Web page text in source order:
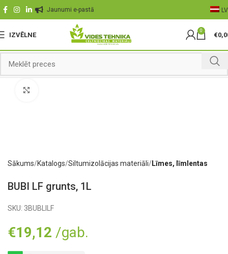
Jaunumi e-pastā LV
IZVĒLNE
0
€
Sākums Katalogs Siltumizolācijas materiāli Līmes, līmlentas
BUBI LF grunts, 1L
SKU: 3BUBLILF
€19,12 /gab.